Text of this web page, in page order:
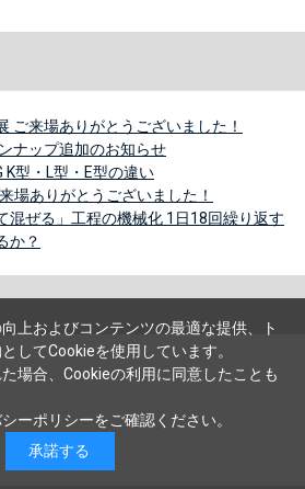
ご来場ありがとうございました！
ナップ追加のお知らせ
K型・L型・E型の違い
ありがとうございました！
混ぜる」工程の機械化 1日18回繰り返す
か？
上およびコンテンツの最適な提供、ト
してCookieを使用しています。
場合、Cookieの利用に同意したことも
ーポリシーをご確認ください。
承諾する